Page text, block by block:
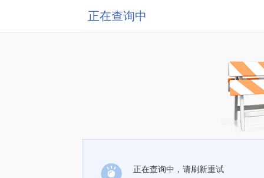
正在查询中
正在查询中，请刷新重试